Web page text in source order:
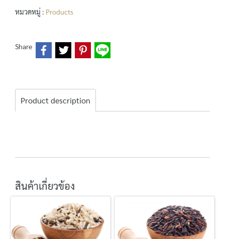
หมวดหมู่ : Products
Share
Product description
สินค้าเกี่ยวข้อง